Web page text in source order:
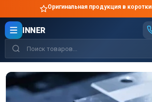
Оригинальная продукция в
INNER